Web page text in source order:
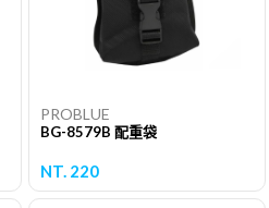
PROBLUE
BG-8579B 配重袋
NT. 220